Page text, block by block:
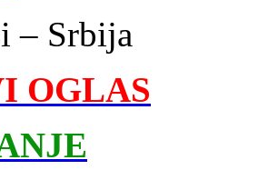
– Srbija
OGLAS